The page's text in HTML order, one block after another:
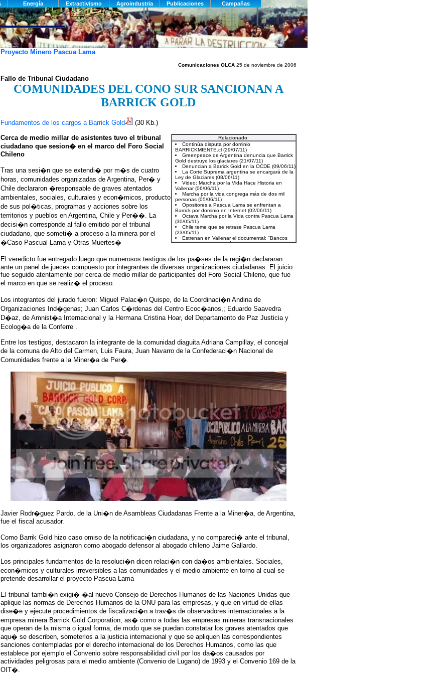
Proyecto Minero Pascua Lama
Comunicaciones OLCA25 de noviembre de 2006
Fallo de Tribunal Ciudadano
COMUNIDADES DEL CONO SUR SANCIONAN A
BARRICK GOLD
Fundamentos de los cargos a Barrick Gold (30 Kb.)
Relacionado:
Cerca de medio millar de asistentes tuvo el tribunal
ciudadano que sesion� en el marco del Foro Social
Chileno
Tras una sesi�n que se extendi� por m�s de cuatro
horas, comunidades organizadas de Argentina, Per� y
Chile declararon �responsable de graves atentados
ambientales, sociales, culturales y econ�micos, producto
de sus pol�ticas, programas y acciones sobre los
territorios y pueblos en Argentina, Chile y Per��. La
decisi�n corresponde al fallo emitido por el tribunal
ciudadano, que someti� a proceso a la minera por el
�Caso Pascual Lama y Otras Muertes�
El veredicto fue entregado luego que numerosos testigos de los pa�ses de la regi�n declararan
ante un panel de jueces compuesto por integrantes de diversas organizaciones ciudadanas. El juicio
fue seguido atentamente por cerca de medio millar de participantes del Foro Social Chileno, que fue
el marco en que se realiz� el proceso.
Los integrantes del jurado fueron: Miguel Palac�n Quispe, de la Coordinaci�n Andina de
Organizaciones Ind�genas; Juan Carlos C�rdenas del Centro Ecoc�anos,; Eduardo Saavedra
D�az, de Amnist�a Internacional y la Hermana Cristina Hoar, del Departamento de Paz Justicia y
Ecolog�a de la Conferre .
Entre los testigos, destacaron la integrante de la comunidad diaguita Adriana Campillay, el concejal
de la comuna de Alto del Carmen, Luis Faura, Juan Navarro de la Confederaci�n Nacional de
Comunidades frente a la Miner�a de Per�.
Javier Rodr�guez Pardo, de la Uni�n de Asambleas Ciudadanas Frente a la Miner�a, de Argentina,
fue el fiscal acusador.
Como Barrik Gold hizo caso omiso de la notificaci�n ciudadana, y no compareci� ante el tribunal,
los organizadores asignaron como abogado defensor al abogado chileno Jaime Gallardo.
Los principales fundamentos de la resoluci�n dicen relaci�n con da�os ambientales. Sociales,
econ�micos y culturales irreversibles a las comunidades y el medio ambiente en torno al cual se
pretende desarrollar el proyecto Pascua Lama
El tribunal tambi�n exigi� �al nuevo Consejo de Derechos Humanos de las Naciones Unidas que
aplique las normas de Derechos Humanos de la ONU para las empresas, y que en virtud de ellas
dise�e y ejecute procedimientos de fiscalizaci�n a trav�s de observadores internacionales a la
empresa minera Barrick Gold Corporation, as� como a todas las empresas mineras transnacionales
que operan de la misma o igual forma, de modo que se puedan constatar los graves atentados que
aqu� se describen, someterlos a la justicia internacional y que se apliquen las correspondientes
sanciones contempladas por el derecho internacional de los Derechos Humanos, como las que
establece por ejemplo el Convenio sobre responsabilidad civil por los da�os causados por
actividades peligrosas para el medio ambiente (Convenio de Lugano) de 1993 y el Convenio 169 de la
OIT�.